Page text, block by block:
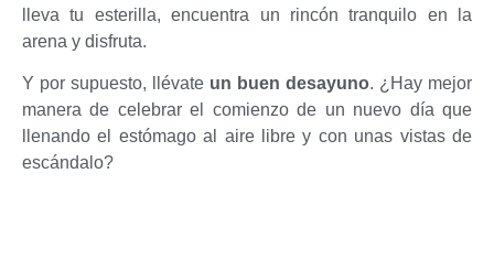
lleva tu esterilla, encuentra un rincón tranquilo en la
arena y disfruta.
Y por supuesto, llévate un buen desayuno. ¿Hay mejor
manera de celebrar el comienzo de un nuevo día que
llenando el estómago al aire libre y con unas vistas de
escándalo?